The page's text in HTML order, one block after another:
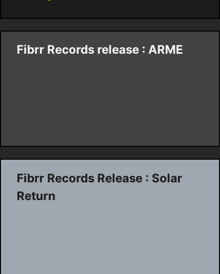
Fibrr Records release : ARME
Fibrr Records Release : Solar
Return